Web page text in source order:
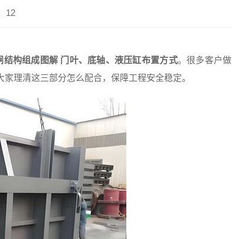
12
结构组成图解 门叶、底轴、液压缸布置方式。很多客户做
理清这三部分怎么配合，保障工程安全稳定。